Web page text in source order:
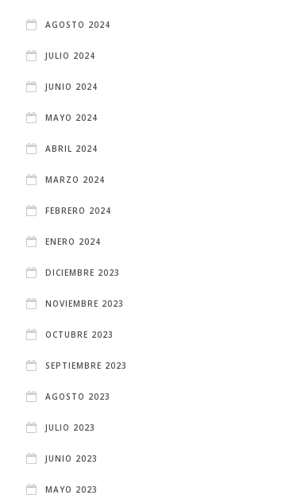
AGOSTO 2024
JULIO 2024
JUNIO 2024
MAYO 2024
ABRIL 2024
MARZO 2024
FEBRERO 2024
ENERO 2024
DICIEMBRE 2023
NOVIEMBRE 2023
OCTUBRE 2023
SEPTIEMBRE 2023
AGOSTO 2023
JULIO 2023
JUNIO 2023
MAYO 2023